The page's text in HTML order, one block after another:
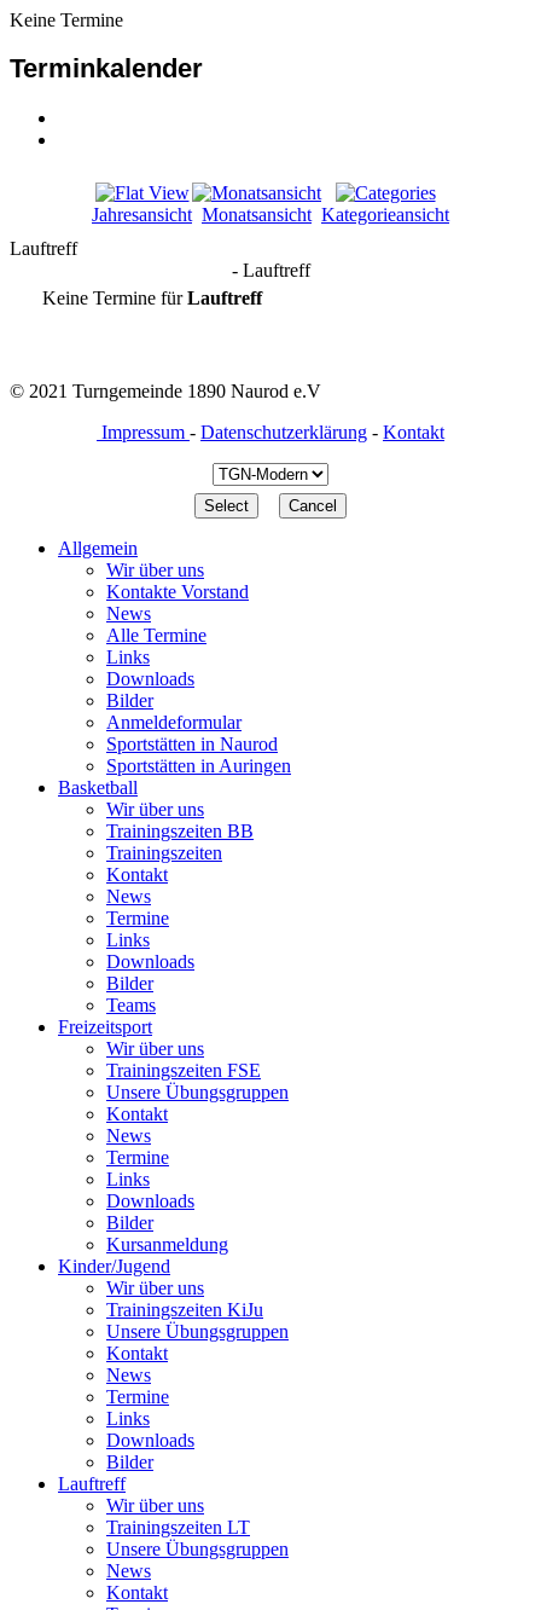
Keine Termine
Terminkalender
Jahresansicht Monatsansicht Kategorieansicht
Lauftreff
- Lauftreff
Keine Termine fürLauftreff
© 2021 Turngemeinde 1890 Naurod e.V
Impressum - Datenschutzerklärung - Kontakt
Allgemein
Wir über uns
Kontakte Vorstand
News
Alle Termine
Links
Downloads
Bilder
Anmeldeformular
Sportstätten in Naurod
Sportstätten in Auringen
Basketball
Wir über uns
Trainingszeiten BB
Trainingszeiten
Kontakt
News
Termine
Links
Downloads
Bilder
Teams
Freizeitsport
Wir über uns
Trainingszeiten FSE
Unsere Übungsgruppen
Kontakt
News
Termine
Links
Downloads
Bilder
Kursanmeldung
Kinder/Jugend
Wir über uns
Trainingszeiten KiJu
Unsere Übungsgruppen
Kontakt
News
Termine
Links
Downloads
Bilder
Lauftreff
Wir über uns
Trainingszeiten LT
Unsere Übungsgruppen
News
Kontakt